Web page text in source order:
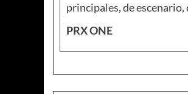
principales, de
PRX ONE